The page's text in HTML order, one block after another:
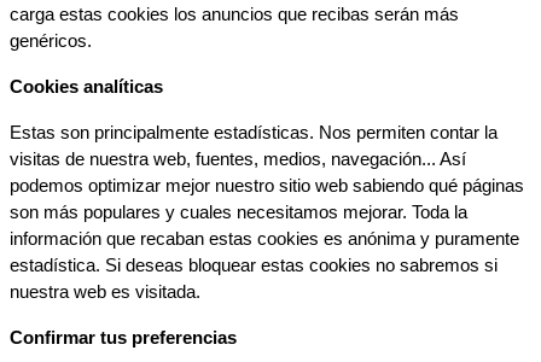
carga estas cookies los anuncios que recibas serán más
genéricos.
Cookies analíticas
Estas son principalmente estadísticas. Nos permiten contar la
visitas de nuestra web, fuentes, medios, navegación... Así
podemos optimizar mejor nuestro sitio web sabiendo qué páginas
son más populares y cuales necesitamos mejorar. Toda la
información que recaban estas cookies es anónima y puramente
estadística. Si deseas bloquear estas cookies no sabremos si
nuestra web es visitada.
Confirmar tus preferencias